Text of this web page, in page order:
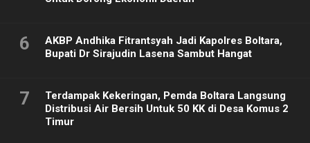
6
AKBP Andhika Fitrantsyah Jadi Kapolres Boltara,
Bupati Dr Sirajudin Lasena Sambut Hangat
7
Terdampak Kekeringan, Pemda Boltara Langsung
Distribusi Air Bersih Untuk 50 KK di Desa Komus 2
Timur